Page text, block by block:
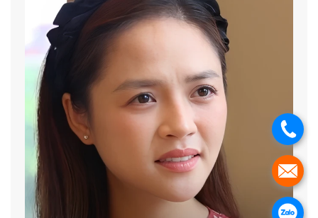
.
.
.